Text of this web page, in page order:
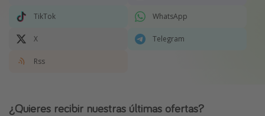
TikTok WhatsApp
X Telegram
Rss
¿Quieres recibir nuestras últimas ofertas?